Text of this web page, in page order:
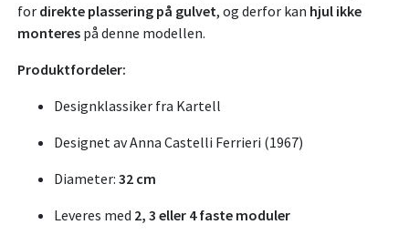
for direkte plassering på gulvet, og derfor kan hjul ikke
monteres på denne modellen.
Produktfordeler:
Designklassiker fra Kartell
Designet av Anna Castelli Ferrieri (1967)
Diameter: 32 cm
Leveres med 2, 3 eller 4 faste moduler